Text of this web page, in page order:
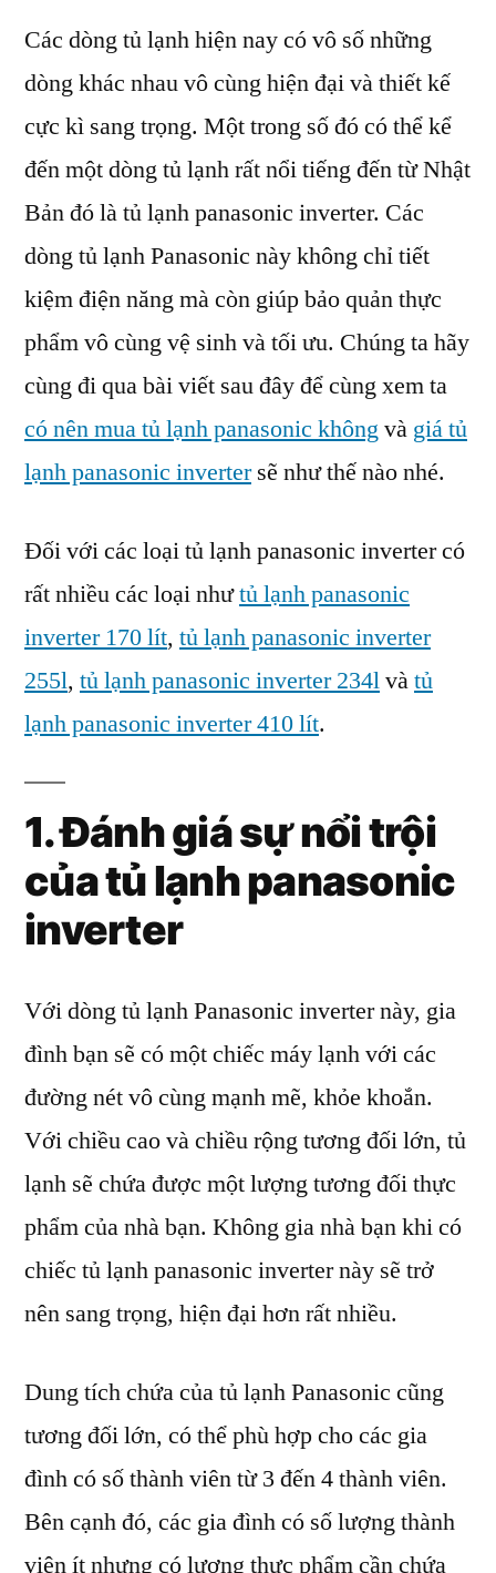
lạnh
inverter
hiện
nay
bao
nhiêu?
Các dòng tủ lạnh hiện nay có vô số những
dòng khác nhau vô cùng hiện đại và thiết kế
cực kì sang trọng. Một trong số đó có thể kể
đến một dòng tủ lạnh rất nổi tiếng đến từ Nhật
Bản đó là tủ lạnh panasonic inverter. Các
dòng tủ lạnh Panasonic này không chỉ tiết
kiệm điện năng mà còn giúp bảo quản thực
phẩm vô cùng vệ sinh và tối ưu. Chúng ta hãy
cùng đi qua bài viết sau đây để cùng xem ta
có nên mua tủ lạnh panasonic khôngvà giá tủ
lạnh panasonic invertersẽ như thế nào nhé.
Đối với các loại tủ lạnh panasonic inverter có
rất nhiều các loại nhưtủ lạnh panasonic
inverter 170 lít, tủ lạnh panasonic inverter
255l, tủ lạnh panasonic inverter 234lvàtủ
lạnh panasonic inverter 410 lít.
1. Đánh giá sự nổi trội
của tủ lạnh panasonic
inverter
Với dòng tủ lạnh Panasonic inverter này, gia
đình bạn sẽ có một chiếc máy lạnh với các
đường nét vô cùng mạnh mẽ, khỏe khoắn.
Với chiều cao và chiều rộng tương đối lớn, tủ
lạnh sẽ chứa được một lượng tương đối thực
phẩm của nhà bạn. Không gia nhà bạn khi có
chiếc tủ lạnh panasonic inverter này sẽ trở
nên sang trọng, hiện đại hơn rất nhiều.
Dung tích chứa của tủ lạnh Panasonic cũng
tương đối lớn, có thể phù hợp cho các gia
đình có số thành viên từ 3 đến 4 thành viên.
Bên cạnh đó, các gia đình có số lượng thành
viên ít nhưng có lượng thực phẩm cần chứa